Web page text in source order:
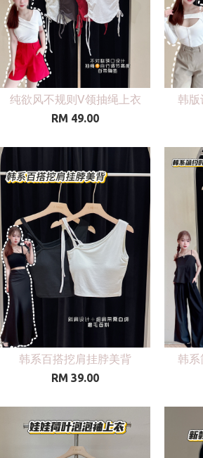
纯欲风不规则V领抽绳上衣
RM 49.00
韩版
韩系百搭挖肩挂脖美背
RM 39.00
韩系